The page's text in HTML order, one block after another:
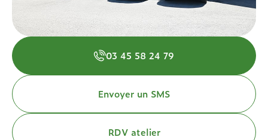
03 45 58 24 79
Envoyer un SMS
RDV atelier